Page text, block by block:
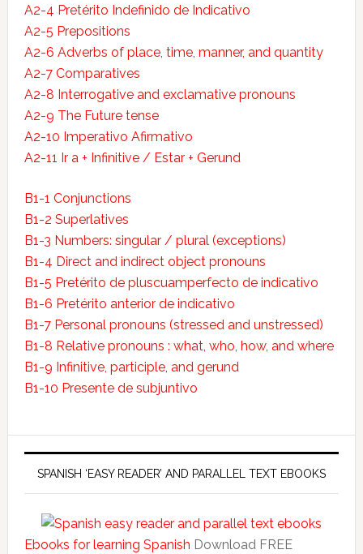
A2-4 Pretérito Indefinido de Indicativo
A2-5 Prepositions
A2-6 Adverbs of place, time, manner, and quantity
A2-7 Comparatives
A2-8 Interrogative and exclamative pronouns
A2-9 The Future tense
A2-10 Imperativo Afirmativo
A2-11 Ir a + Infinitive / Estar + Gerund
B1-1 Conjunctions
B1-2 Superlatives
B1-3 Numbers: singular / plural (exceptions)
B1-4 Direct and indirect object pronouns
B1-5 Pretérito de pluscuamperfecto de indicativo
B1-6 Pretérito anterior de indicativo
B1-7 Personal pronouns (stressed and unstressed)
B1-8 Relative pronouns : what, who, how, and where
B1-9 Infinitive, participle, and gerund
B1-10 Presente de subjuntivo
SPANISH ‘EASY READER’ AND PARALLEL TEXT EBOOKS
Ebooks for learning Spanish Download FREE